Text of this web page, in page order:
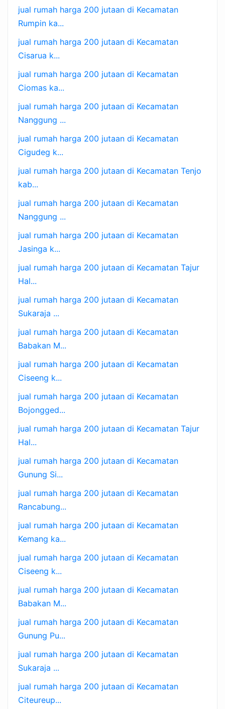
jual rumah harga 200 jutaan di Kecamatan
Rumpin ka...
jual rumah harga 200 jutaan di Kecamatan
Cisarua k...
jual rumah harga 200 jutaan di Kecamatan
Ciomas ka...
jual rumah harga 200 jutaan di Kecamatan
Nanggung ...
jual rumah harga 200 jutaan di Kecamatan
Cigudeg k...
jual rumah harga 200 jutaan di Kecamatan Tenjo
kab...
jual rumah harga 200 jutaan di Kecamatan
Nanggung ...
jual rumah harga 200 jutaan di Kecamatan
Jasinga k...
jual rumah harga 200 jutaan di Kecamatan Tajur
Hal...
jual rumah harga 200 jutaan di Kecamatan
Sukaraja ...
jual rumah harga 200 jutaan di Kecamatan
Babakan M...
jual rumah harga 200 jutaan di Kecamatan
Ciseeng k...
jual rumah harga 200 jutaan di Kecamatan
Bojongged...
jual rumah harga 200 jutaan di Kecamatan Tajur
Hal...
jual rumah harga 200 jutaan di Kecamatan
Gunung Si...
jual rumah harga 200 jutaan di Kecamatan
Rancabung...
jual rumah harga 200 jutaan di Kecamatan
Kemang ka...
jual rumah harga 200 jutaan di Kecamatan
Ciseeng k...
jual rumah harga 200 jutaan di Kecamatan
Babakan M...
jual rumah harga 200 jutaan di Kecamatan
Gunung Pu...
jual rumah harga 200 jutaan di Kecamatan
Sukaraja ...
jual rumah harga 200 jutaan di Kecamatan
Citeureup...